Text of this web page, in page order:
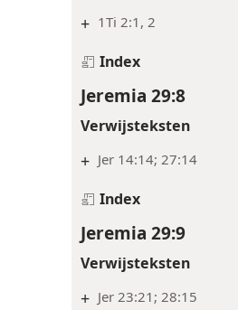
+ 1Ti 2:1, 2
Index
Jeremia 29:8
Verwijsteksten
+ Jer 14:14; 27:14
Index
Jeremia 29:9
Verwijsteksten
+ Jer 23:21; 28:15